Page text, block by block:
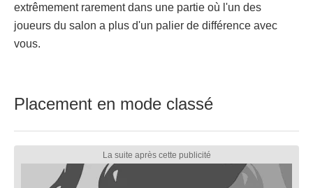
extrêmement rarement dans une partie où l'un des
joueurs du salon a plus d'un palier de différence avec
vous.
Placement en mode classé